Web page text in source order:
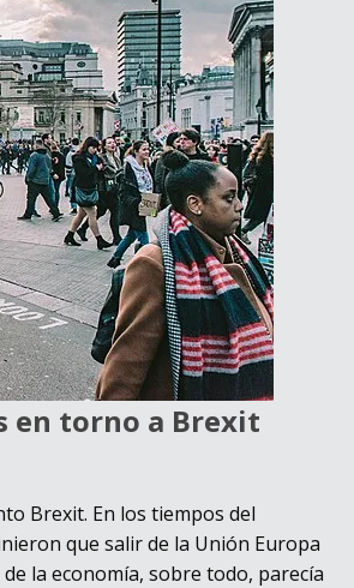
en torno a Brexit
Brexit. En los tiempos del
que salir de la Unión Europa
la economía, sobre todo, parecía